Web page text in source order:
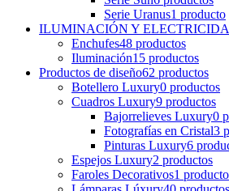
Serie Uranus1 producto
ILUMINACIÓN Y
Enchufes48 productos
Iluminación15 productos
Productos de diseño62 productos
Botellero Luxury0 productos
Cuadros Luxury9 productos
Bajorrelieves Luxury0
Fotografías en Cristal3
Pinturas Luxury6
Espejos Luxury2 productos
Faroles Decorativos1 producto